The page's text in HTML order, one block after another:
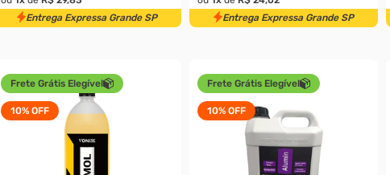
Entrega Expressa Grande SP
Entrega Expressa Grande SP
Frete Grátis Elegível
10% OFF
Frete Grátis Elegível
10% OFF